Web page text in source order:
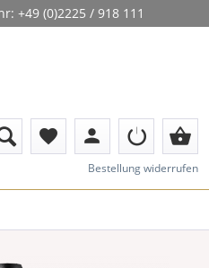
+49 (0)2225 / 918 111
favorite person shopping_basket
Bestellung widerrufen